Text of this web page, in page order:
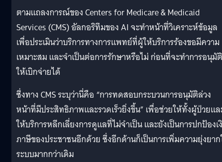
ตามแถลงการณ์ของ Centers for Medicare & Medicaid
Services (CMS) อัลกอริทึมของ AI จะทำหน้าที่วิเคราะห์ข้อมูล
เพื่อประเมินว่าบริการทางการแพทย์ที่ผู้ให้บริการร้องขอมีความ
เหมาะสม และจำเป็นต่อการรักษาหรือไม่ ก่อนที่จะทำการอนุมัติ
ให้เบิกจ่ายได้
ซึ่งทาง CMS ระบุว่านี่คือ “การทดสอบกระบวนการอนุมัติล่วง
หน้าที่มีประสิทธิภาพและรวดเร็วยิ่งขึ้น” เพื่อช่วยให้ทั้งผู้ป่วยแ
ให้บริการหลีกเลี่ยงการดูแลที่ไม่จำเป็น และยังเป็นการปกป้องเ
ภาษีของประชาชนอีกด้วย ซึ่งอีกด้านก็เป็นการเพิ่มความยุ่งยา
ระบบมากกว่าเดิม